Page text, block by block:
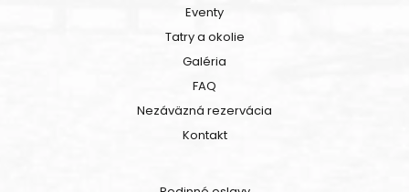
Eventy
Tatry a okolie
Galéria
FAQ
Nezáväzná rezervácia
Kontakt